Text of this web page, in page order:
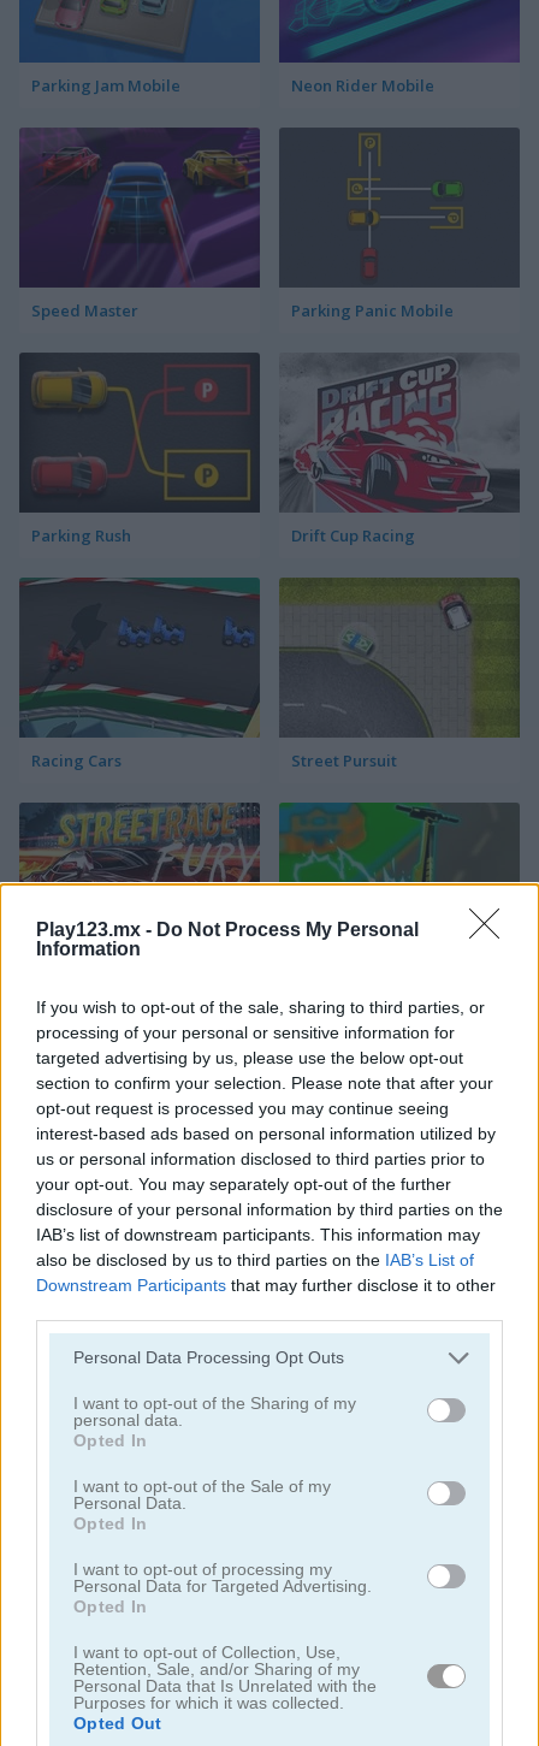
Play123.mx - Do Not Process My Personal
Information
If you wish to opt-out of the sale, sharing to third parties, or
processing of your personal or sensitive information for
targeted advertising by us, please use the below opt-out
section to confirm your selection. Please note that after your
opt-out request is processed you may continue seeing
interest-based ads based on personal information utilized by
us or personal information disclosed to third parties prior to
your opt-out. You may separately opt-out of the further
disclosure of your personal information by third parties on the
IAB’s list of downstream participants. This information may
also be disclosed by us to third parties on the IAB’s List of
Downstream Participants that may further disclose it to other
Personal Data Processing Opt Outs
I want to opt-out of the Sharing of my
personal data.
Opted In
I want to opt-out of the Sale of my
Personal Data.
Opted In
I want to opt-out of processing my
Personal Data for Targeted Advertising.
Opted In
I want to opt-out of Collection, Use,
Retention, Sale, and/or Sharing of my
Personal Data that Is Unrelated with the
Purposes for which it was collected.
Opted Out
Parking Jam Mobile Neon Rider Mobile
Speed Master Parking Panic Mobile
Parking Rush Drift Cup Racing
Racing Cars Street Pursuit
High Hills Racing Monster Trucks
Categorías Relacionadas
juegos de motos
juegos de carros
juegos de monster truck
juegos de estacionar
juegos de trenes